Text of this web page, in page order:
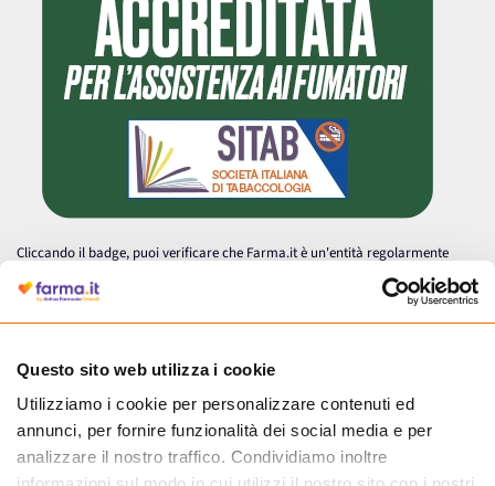
Questo sito web utilizza i cookie
Utilizziamo i cookie per personalizzare contenuti ed
annunci, per fornire funzionalità dei social media e per
analizzare il nostro traffico. Condividiamo inoltre
Cliccando il badge, puoi verificare che Farma.it è un'entità regolarmente
autorizzata dal Ministero della Salute a effettuare la vendita online di
medicinali.